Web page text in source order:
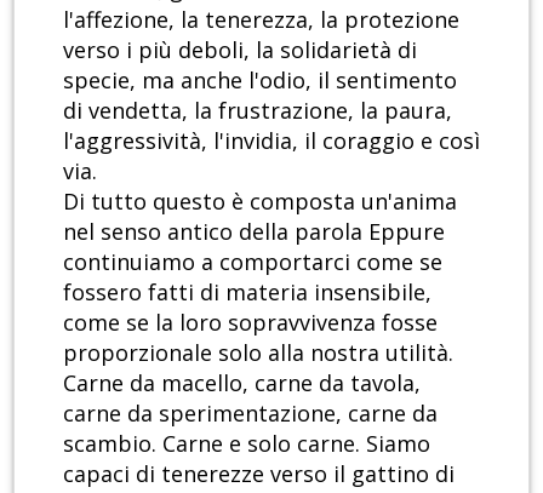
l'affezione, la tenerezza, la protezione
verso i più deboli, la solidarietà di
specie, ma anche l'odio, il sentimento
di vendetta, la frustrazione, la paura,
l'aggressività, l'invidia, il coraggio e così
via.
Di tutto questo è composta un'anima
nel senso antico della parola Eppure
continuiamo a comportarci come se
fossero fatti di materia insensibile,
come se la loro sopravvivenza fosse
proporzionale solo alla nostra utilità.
Carne da macello, carne da tavola,
carne da sperimentazione, carne da
scambio. Carne e solo carne. Siamo
capaci di tenerezze verso il gattino di